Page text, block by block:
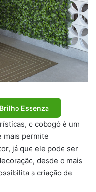
Essenza
o cobogó é um
mais permite
já que ele pode ser
desde o mais
a criação de